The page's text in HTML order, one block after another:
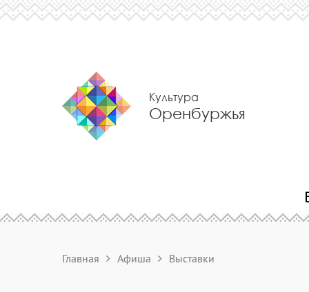
Культура
Оренбуржья
Главная Афиша Выставки